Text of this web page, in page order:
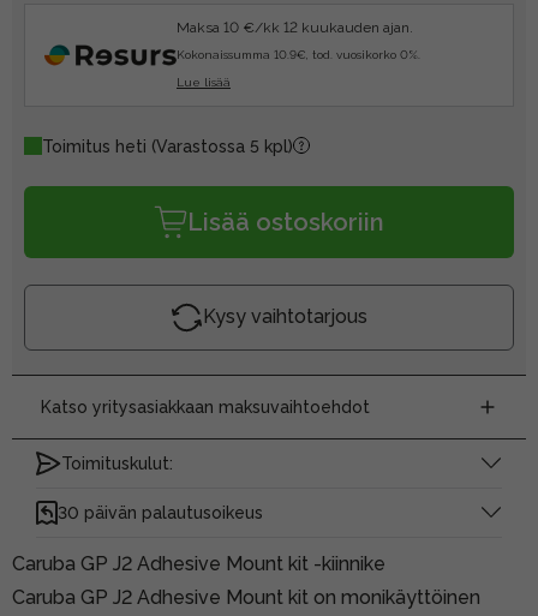
Maksa 10 €/kk 12 kuukauden ajan.
Kokonaissumma 10.9€, tod. vuosikorko 0%.
Lue lisää
Toimitus heti (Varastossa 5 kpl)
Lisää ostoskoriin
Kysy vaihtotarjous
Katso yritysasiakkaan maksuvaihtoehdot
Toimituskulut:
30 päivän palautusoikeus
Caruba GP J2 Adhesive Mount kit -kiinnike
Caruba GP J2 Adhesive Mount kit on monikäyttöinen